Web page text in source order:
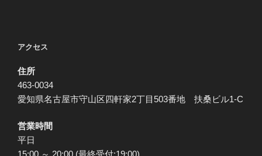
ン
アクセス
住所
463-0034
愛知県名古屋市守山区四軒家2丁目503番地 扶桑ビル1-C
営業時間
平日